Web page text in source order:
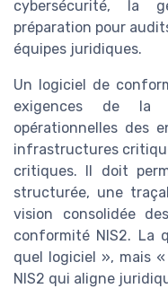
cybersécurité, la
préparation pour
équipes juridiques.
Un logiciel de
exigences de la
opérationnelles des
infrastructures
critiques. Il doit
structurée, une
vision consolidée
conformité NIS2. La
quel logiciel », mais
NIS2 qui aligne